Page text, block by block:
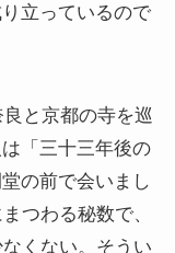
立っているので
と京都の寺を巡
「三十三年後の
の前で会いまし
つわる秘数で、
くない。そうい